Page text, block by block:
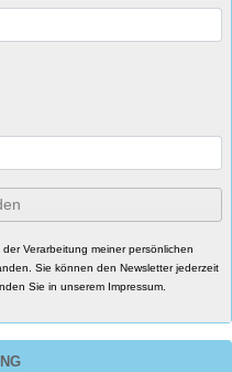
Verarbeitung meiner persönlichen
Sie können den Newsletter jederzeit
Sie in unserem Impressum.